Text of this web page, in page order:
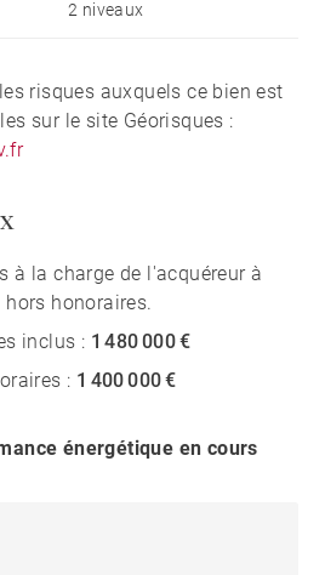
2 niveaux
risques auxquels ce bien est
sur le site Géorisques :
à la charge de l'acquéreur à
hors honoraires.
inclus : 1 480 000 €
: 1 400 000 €
énergétique en cours